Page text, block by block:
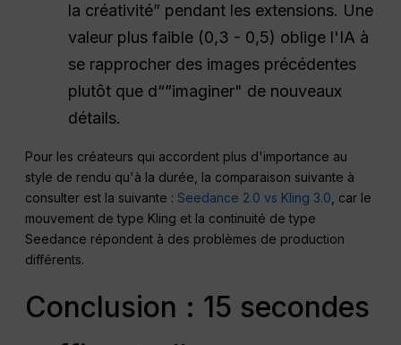
la créativité” pendant les extensions. Une
valeur plus faible (0,3 - 0,5) oblige l'IA à
se rapprocher des images précédentes
plutôt que d“”imaginer" de nouveaux
détails.
Pour les créateurs qui accordent plus d'importance au
style de rendu qu'à la durée, la comparaison suivante à
consulter est la suivante :Seedance 2.0 vs Kling 3.0, car le
mouvement de type Kling et la continuité de type
Seedance répondent à des problèmes de production
différents.
Conclusion : 15 secondes